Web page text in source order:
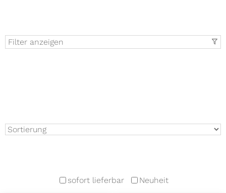
t
Filter anzeigen
sofort lieferbar Neuheit